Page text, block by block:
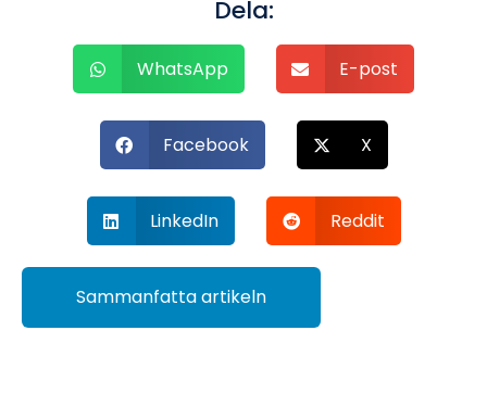
Dela:
WhatsApp E-post
Facebook X
LinkedIn Reddit
Sammanfatta artikeln